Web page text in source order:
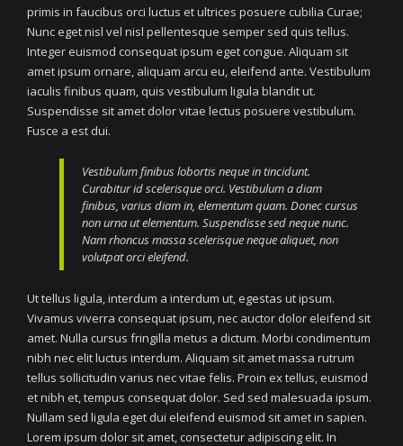
primis in faucibus orci luctus et ultrices posuere cubilia Curae;
Nunc eget nisl vel nisl pellentesque semper sed quis tellus.
Integer euismod consequat ipsum eget congue. Aliquam sit
amet ipsum ornare, aliquam arcu eu, eleifend ante. Vestibulum
iaculis finibus quam, quis vestibulum ligula blandit ut.
Suspendisse sit amet dolor vitae lectus posuere vestibulum.
Fusce a est dui.
Vestibulum finibus lobortis neque in tincidunt.
Curabitur id scelerisque orci. Vestibulum a diam
finibus, varius diam in, elementum quam. Donec cursus
non urna ut elementum. Suspendisse sed neque nunc.
Nam rhoncus massa scelerisque neque aliquet, non
volutpat orci eleifend.
Ut tellus ligula, interdum a interdum ut, egestas ut ipsum.
Vivamus viverra consequat ipsum, nec auctor dolor eleifend sit
amet. Nulla cursus fringilla metus a dictum. Morbi condimentum
nibh nec elit luctus interdum. Aliquam sit amet massa rutrum
tellus sollicitudin varius nec vitae felis. Proin ex tellus, euismod
et nibh et, tempus consequat dolor. Sed sed malesuada ipsum.
Nullam sed ligula eget dui eleifend euismod sit amet in sapien.
Lorem ipsum dolor sit amet, consectetur adipiscing elit. In